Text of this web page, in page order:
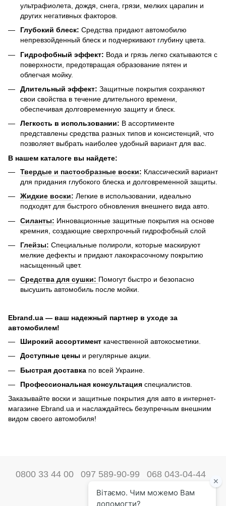
ультрафиолета, дождя, снега, грязи, мелких царапин и
других негативных факторов.
Глубокий блеск: Средства придают автомобилю
непревзойденный блеск и подчеркивают глубину цвета.
Гидрофобный эффект: Вода и грязь легко скатываются с
поверхности, предотвращая образование пятен и
облегчая мойку.
Длительный эффект: Защитные покрытия сохраняют
свои свойства в течение длительного времени,
обеспечивая долговременную защиту и блеск.
Легкость в использовании: В ассортименте
представлены средства разных типов и консистенций, что
позволяет выбрать наиболее удобный вариант для вас.
В нашем каталоге вы найдете:
Твердые и пастообразные воски: Классический вариант
для придания глубокого блеска и долговременной защиты.
Жидкие воски: Легкие в использовании, идеально
подходят для быстрого обновления внешнего вида авто.
Силанты: Инновационные защитные покрытия на основе
кремния, создающие сверхпрочный гидрофобный слой
Глейзы: Специальные полироли, которые маскируют
мелкие дефекты и придают лакокрасочному покрытию
насыщенный цвет.
Средства для сушки: Помогут быстро и безопасно
высушить автомобиль после мойки.
Ebrand.ua — ваш надежный партнер в уходе за
автомобилем!
Широкий ассортимент качественной автокосметики.
Доступные цены и регулярные акции.
Быстрая доставка по всей Украине.
Профессиональная консультация специалистов.
Заказывайте воски и защитные покрытия для авто в интернет-
магазине Ebrand.ua и наслаждайтесь безупречным внешним
видом своего автомобиля!
0800 33 44 00 097 589-90-99 068 043-04-44
Наши контакты